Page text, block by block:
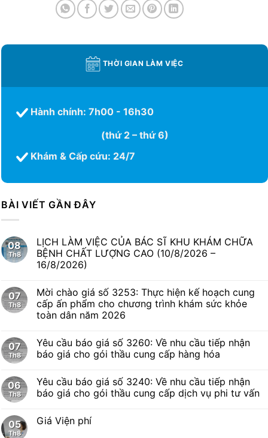
THỜI GIAN LÀM VIỆC
Hành chính: 7h00 - 16h30
(thứ 2 – thứ 6)
Khám & Cấp cứu: 24/7
BÀI VIẾT GẦN ĐÂY
08
Th8
LỊCH LÀM VIỆC CỦA BÁC SĨ KHU KHÁM CHỮA
BỆNH CHẤT LƯỢNG CAO (10/8/2026 –
16/8/2026)
07
Th8
Mời chào giá số 3253: Thực hiện kế hoạch cung
cấp ấn phẩm cho chương trình khám sức khỏe
toàn dân năm 2026
07
Th8
Yêu cầu báo giá số 3260: Về nhu cầu tiếp nhận
báo giá cho gói thầu cung cấp hàng hóa
06
Th8
Yêu cầu báo giá số 3240: Về nhu cầu tiếp nhận
báo giá cho gói thầu cung cấp dịch vụ phi tư vấn
05
Th8
Giá Viện phí